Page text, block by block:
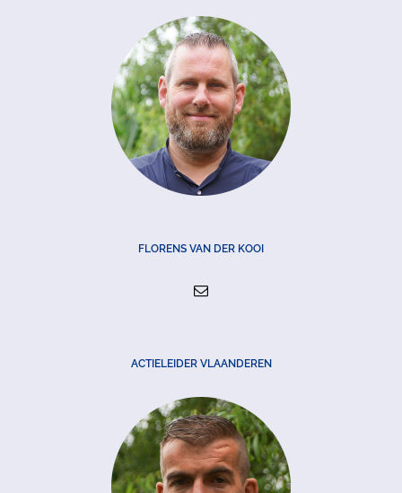
FLORENS VAN DER KOOI
ACTIELEIDER VLAANDEREN